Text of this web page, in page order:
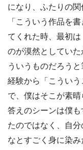
になり、ふたりの
「こういう作品を
てくれた時、最初
のが漠然としてい
ういうものだろう
経験から「こうい
で、僕はそこが素
答えのシーンは僕
たのではなく、自
なとすごく身に染